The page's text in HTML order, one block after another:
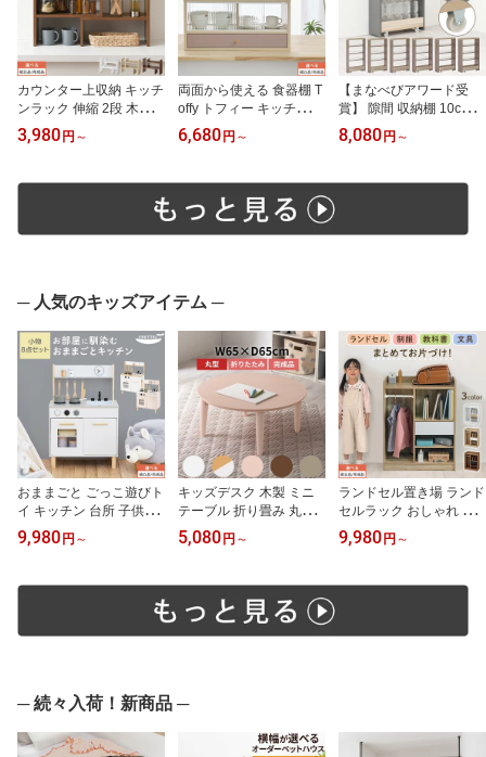
カウンター上収納 キッチ
ンラック 伸縮 2段 木製
食器棚 ミニ コンパクト
ミニ食器棚 キッチン ラ
ラック 卓上食器棚 一人
暮らし ホワイト/オーク/
品/完成品が選べる】 KR
3,980 円 ～
両面から使える 食器棚 T
offy トフィー キッチンボ
ード キッチンカウンター
収納棚 ラック 棚 キッチ
置き ガラス 引き戸 PUT
UPUTU 幅60cm/幅90cm/
幅120cm/グレージュ/グ
レー 【組立品/完成品が
6,680 円 ～
【まなべびアワード受
賞】 隙間 収納棚 10cm 1
2cm 14cm 16cm 18cm 2
0cm 幅 Toffy トフィー ワ
キッチンラック スリム
5 高さ90 PUTUPUTU グ
8,080 円 ～
─ 人気のキッズアイテム ─
おままごと ごっこ遊びト
イ キッチン 台所 子供用
キッズ お店屋さん ご飯
屋さん 小物セット 収納
製 食品衛生法検査済 お
しゃれ ホワイト×ナチュ
【組立品/完成品が選べ
9,980円 ～
キッズデスク 木製 ミニ
テーブル 折り畳み 丸型
円形 かわいい 大人 北欧
韓国インテリア 学習机
き コンパクト 天然木 角
丸 卓袱台 ホワイト/ナチ
ュラル×ホワイト/サクラ
ピンク/グレー/ウォール
5,080円 ～
ランドセル置き場 ランド
セルラック おしゃれ ツ
ートン 幅72cm 奥行40c
m 絵本棚 本棚 A4収納 ロ
整頓 ハンガーラック 衣
ナット 【組立品/完成品
9,980円 ～
─ 続々入荷！新商品 ─